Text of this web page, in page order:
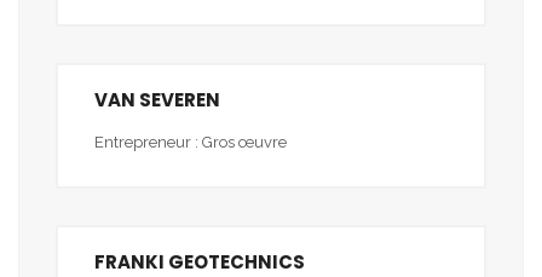
VAN SEVEREN
Entrepreneur : Gros œuvre
FRANKI GEOTECHNICS